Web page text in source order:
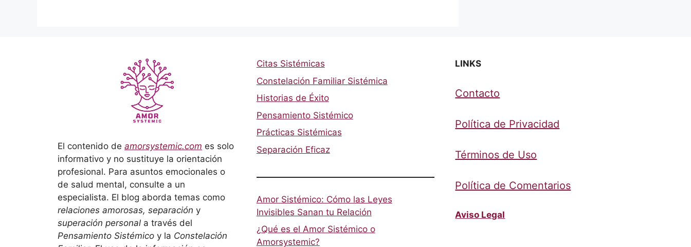
El contenido de amorsystemic.com es solo
informativo y no sustituye la orientación
profesional. Para asuntos emocionales o
de salud mental, consulte a un
especialista. El blog aborda temas como
relaciones amorosas, separación y
superación personal a través del
Pensamiento Sistémico y la Constelación
Citas Sistémicas
Constelación Familiar Sistémica
Historias de Éxito
Pensamiento Sistémico
Prácticas Sistémicas
Separación Eficaz
Amor Sistémico: Cómo las Leyes
Invisibles Sanan tu Relación
¿Qué es el Amor Sistémico o
Amorsystemic?
LINKS
Contacto
Política de Privacidad
Términos de Uso
Política de Comentarios
Aviso Legal